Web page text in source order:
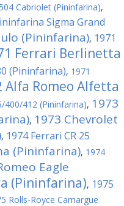
Cabriolet (Pininfarina),
Sigma Grand
(Pininfarina), 1971
Ferrari Berlinetta
(Pininfarina), 1971
Alfa Romeo Alfetta
400/412 (Pininfarina), 1973
, 1973 Chevrolet
, 1974 Ferrari CR 25
(Pininfarina), 1974
Eagle
(Pininfarina), 1975
Rolls-Royce Camargue